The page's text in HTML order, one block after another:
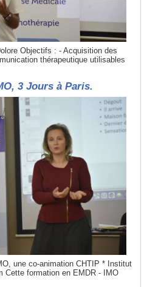
Objectifs : - Acquisition des
thérapeutique utilisables
3 Jours à Paris.
une co-animation CHTIP * Institut
Cette formation en EMDR - IMO